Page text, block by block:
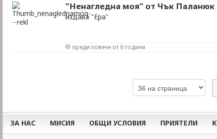
"Ненагледна моя" от Чък Паланюк
издава "Ера"
преди повече от 6 години
ЗА НАС МИСИЯ ОБЩИ УСЛОВИЯ ПРИЯТЕЛИ